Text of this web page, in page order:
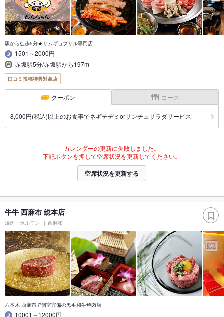
駅から徒歩5分★サムギョプサル専門店
1501～2000円
赤坂駅5分/赤坂駅から197m
口コミ投稿特典対象店
クーポン コース
8,000円(税込)以上のお食事でネギチヂミorサンチュサラダサービス
カレンダーの更新に失敗しました。
下記ボタンを押して空席状況を更新してください。
空席状況を更新する
牛牛 西麻布 総本店
焼肉・ホルモン 西麻布
六本木 西麻布で個室完備の黒毛和牛焼肉店
10001～12000円